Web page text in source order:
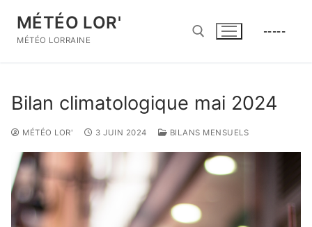
contenu
MÉTÉO LOR'
MÉTÉO LORRAINE
-----
Bilan climatologique mai 2024
MÉTÉO LOR' 3 JUIN 2024 BILANS MENSUELS